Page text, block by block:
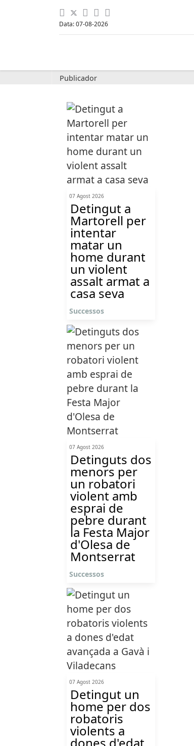
Data: 07-08-2026
Publicador
07 Agost 2026
Detingut a
Martorell per
intentar
matar un
home durant
un violent
assalt armat a
casa seva
Successos
07 Agost 2026
Detinguts dos
menors per
un robatori
violent amb
esprai de
pebre durant
la Festa Major
d'Olesa de
Montserrat
Successos
07 Agost 2026
Detingut un
home per dos
robatoris
violents a